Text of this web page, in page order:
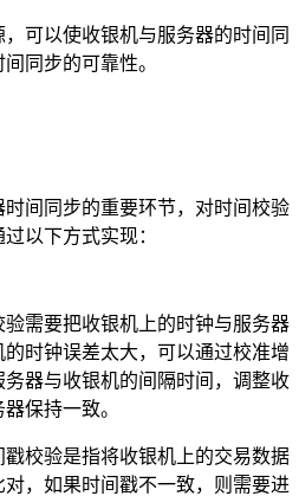
以使收银机与服务器的时间同
同步的可靠性。
间同步的重要环节，对时间校验
以下方式实现：
需要把收银机上的时钟与服务器
的时钟误差太大，可以通过校准增
器与收银机的间隔时间，调整收
保持一致。
校验是指将收银机上的交易数据
，如果时间戳不一致，则需要进